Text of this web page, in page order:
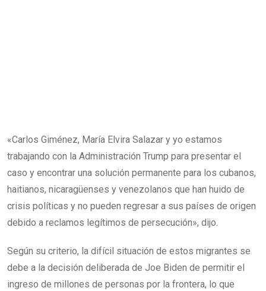
«Carlos Giménez, María Elvira Salazar y yo estamos
trabajando con la Administración Trump para presentar el
caso y encontrar una solución permanente para los cubanos,
haitianos, nicaragüenses y venezolanos que han huido de
crisis políticas y no pueden regresar a sus países de origen
debido a reclamos legítimos de persecución», dijo.
Según su criterio, la difícil situación de estos migrantes se
debe a la decisión deliberada de Joe Biden de permitir el
ingreso de millones de personas por la frontera, lo que